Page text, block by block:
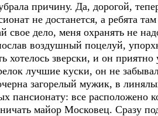
причину. Да, дорогой,
не достанется, а ребята
свое дело, меня охранять не
воздушный поцелуй,
хотелось зверски, и он
лучшие куски, он не
загорелый мужик, в
пансионату: все расположено
майор Московец. Сразу